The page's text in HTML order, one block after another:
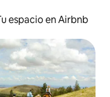
espacio en Airbnb